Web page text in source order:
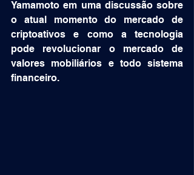
Yamamoto em uma discussão sobre
o atual momento do mercado de
criptoativos e como a tecnologia
pode revolucionar o mercado de
valores mobiliários e todo sistema
financeiro.